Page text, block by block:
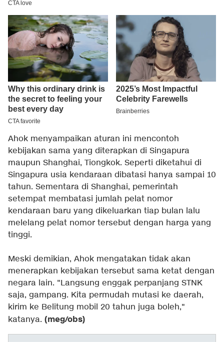
Ahok menyampaikan aturan ini mencontoh
kebijakan sama yang diterapkan di Singapura
maupun Shanghai, Tiongkok. Seperti diketahui di
Singapura usia kendaraan dibatasi hanya sampai 10
tahun. Sementara di Shanghai, pemerintah
setempat membatasi jumlah pelat nomor
kendaraan baru yang dikeluarkan tiap bulan lalu
melelang pelat nomor tersebut dengan harga yang
tinggi.
Meski demikian, Ahok mengatakan tidak akan
menerapkan kebijakan tersebut sama ketat dengan
negara lain. "Langsung enggak perpanjang STNK
saja, gampang. Kita permudah mutasi ke daerah,
kirim ke Belitung mobil 20 tahun juga boleh,"
katanya. (meg/obs)